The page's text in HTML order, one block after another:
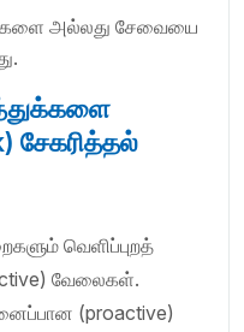
அல்லது சேவையை
சேகரித்தல்
வெளிப்புறத்
வேலைகள்.
(proactive)